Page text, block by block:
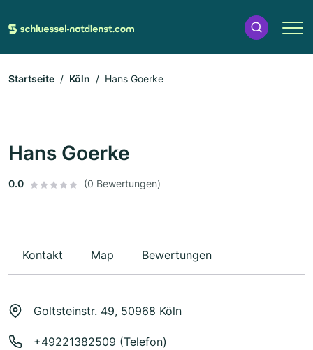
Startseite Köln Hans Goerke
Hans Goerke
0.0 (0 Bewertungen)
Kontakt Map Bewertungen
Goltsteinstr. 49, 50968 Köln
+49221382509 (Telefon)